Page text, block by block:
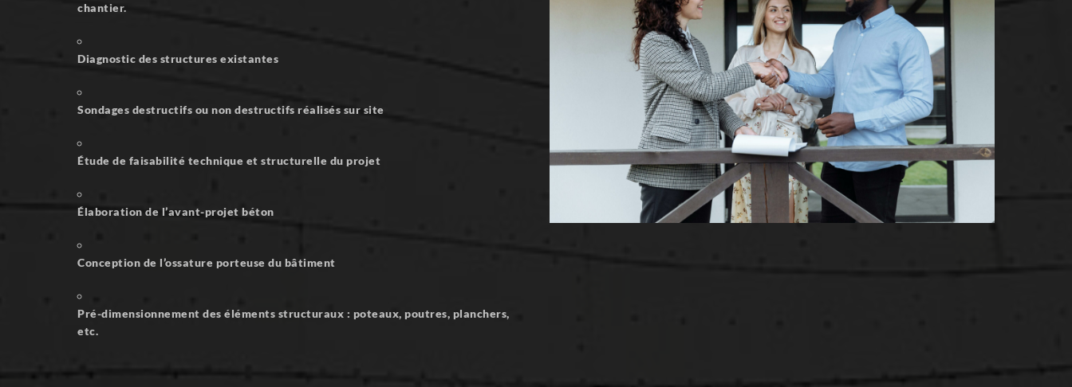
chantier.
Diagnostic des structures existantes
Sondages destructifs ou non destructifs réalisés sur site
Étude de faisabilité technique et structurelle du projet
Élaboration de l’avant-projet béton
Conception de l’ossature porteuse du bâtiment
Pré-dimensionnement des éléments structuraux : poteaux, poutres, planchers,
etc.